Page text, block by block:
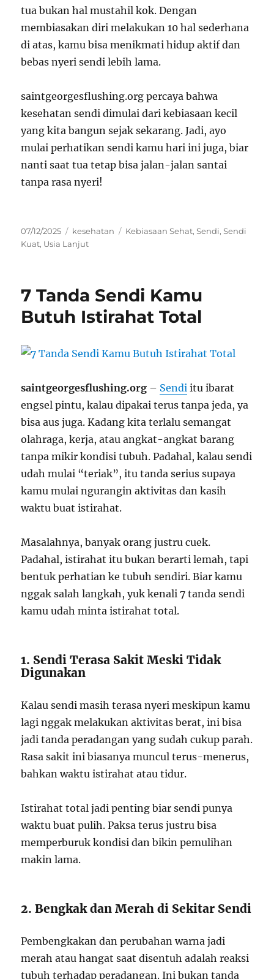
tua bukan hal mustahil kok. Dengan
membiasakan diri melakukan 10 hal sederhana
di atas, kamu bisa menikmati hidup aktif dan
bebas nyeri sendi lebih lama.
saintgeorgesflushing.org percaya bahwa
kesehatan sendi dimulai dari kebiasaan kecil
yang kita bangun sejak sekarang. Jadi, ayo
mulai perhatikan sendi kamu hari ini juga, biar
nanti saat tua tetap bisa jalan-jalan santai
tanpa rasa nyeri!
Posted
on
07/12/2025 Categories
kesehatan Tags
Kebiasaan Sehat,Sendi,Sendi
Kuat, Usia Lanjut
7 Tanda Sendi Kamu
Butuh Istirahat Total
saintgeorgesflushing.org – Sendi itu ibarat
engsel pintu, kalau dipakai terus tanpa jeda, ya
bisa aus juga. Kadang kita terlalu semangat
olahraga, kerja, atau angkat-angkat barang
tanpa mikir kondisi tubuh. Padahal, kalau sendi
udah mulai “teriak”, itu tanda serius supaya
kamu mulai ngurangin aktivitas dan kasih
waktu buat istirahat.
Masalahnya, banyak orang justru cuek.
Padahal, istirahat itu bukan berarti lemah, tapi
bentuk perhatian ke tubuh sendiri. Biar kamu
nggak salah langkah, yuk kenali 7 tanda sendi
kamu udah minta istirahat total.
1. Sendi Terasa Sakit Meski Tidak
Digunakan
Kalau sendi masih terasa nyeri meskipun kamu
lagi nggak melakukan aktivitas berat, ini bisa
jadi tanda peradangan yang sudah cukup parah.
Rasa sakit ini biasanya muncul terus-menerus,
bahkan waktu istirahat atau tidur.
Istirahat total jadi penting biar sendi punya
waktu buat pulih. Paksa terus justru bisa
memperburuk kondisi dan bikin pemulihan
makin lama.
2. Bengkak dan Merah di Sekitar Sendi
Pembengkakan dan perubahan warna jadi
merah atau hangat saat disentuh adalah reaksi
tubuh terhadap peradangan. Ini bukan tanda